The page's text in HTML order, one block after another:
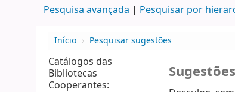
Pesquisa avançada Pesquisar por
Início › Pesquisar sugestões
Catálogos das
Bibliotecas
Cooperantes:
Sugestões